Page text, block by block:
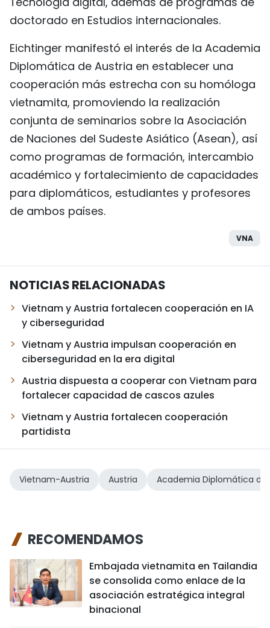
doctorado en Estudios internacionales.
Eichtinger manifestó el interés de la Academia
Diplomática de Austria en establecer una
cooperación más estrecha con su homóloga
vietnamita, promoviendo la realización
conjunta de seminarios sobre la Asociación
de Naciones del Sudeste Asiático (Asean), así
como programas de formación, intercambio
académico y fortalecimiento de capacidades
para diplomáticos, estudiantes y profesores
de ambos países.
VNA
NOTICIAS RELACIONADAS
Vietnam y Austria fortalecen cooperación en IA
y ciberseguridad
Vietnam y Austria impulsan cooperación en
ciberseguridad en la era digital
Austria dispuesta a cooperar con Vietnam para
fortalecer capacidad de cascos azules
Vietnam y Austria fortalecen cooperación
partidista
Vietnam-Austria Austria Academia Diplomática de
RECOMENDAMOS
Embajada vietnamita en Tailandia
se consolida como enlace de la
asociación estratégica integral
binacional